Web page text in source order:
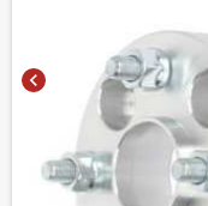
chevron_left